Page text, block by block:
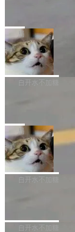
个小型数据库，应用
库的竞争和爆炸半径
了。 闲置的 cell 会休
l 迁移或唤醒时，新
库继续执行。存储库
高价的三星折叠（三
Fold8 / Z Flip8）外
例如iQOO Z11i、
te 17 Pro、OPPO
样的次旗舰。
Z Flip8三款折叠屏新
部搭载骁龙8 Elite
Zed 编辑器团队发布
个在 git commit 之间
本控制系统。目前处
ltaDB 的核心思路直
眼的位置：「
mits」——软件是在
是把这段空隙补上。
aDB 捕获 commit 之
局
SpaceXAI 单季资本
根据风险投资人
析）披露的最新分析
微软同期总资本开支
bet、微软以及 Meta
ceXAI的资金消耗速度
撑庞大支出的资金来
貌。数据显示，微软
白开水不加糖
一个在终端里运行的
1.2，驱动这个 agent
你可以用 curl -fsSL
sh | bash 安装一个能
代码、验证结果的 AI
个主 agent 循环，外
局
美团开源
准 AI 能力认知
机器出题的前提，是
构建流程可以分为四
白开水不加糖
库，并将作为
白开水不加糖